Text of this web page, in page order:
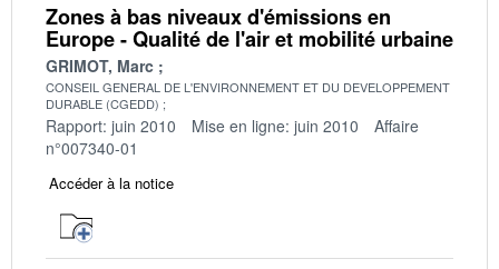
Zones à bas niveaux d'émissions en
Europe - Qualité de l'air et mobilité urbaine
GRIMOT, Marc
CONSEIL GENERAL DE L'ENVIRONNEMENT ET DU DEVELOPPEMENT
DURABLE (CGEDD)
Rapport: juin 2010 Mise en ligne: juin 2010
Affaire
n°007340-01
Accéder à la notice